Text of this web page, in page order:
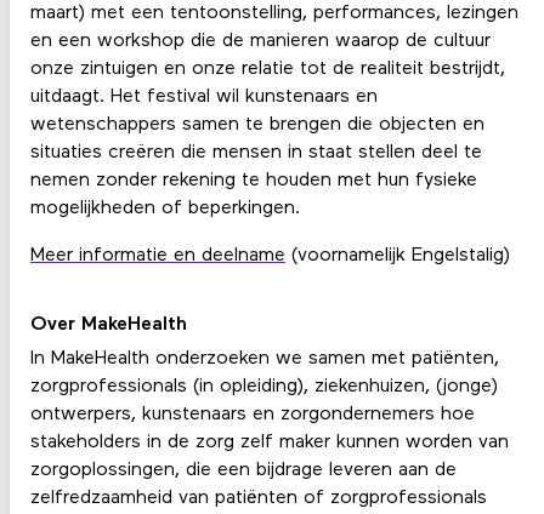
maart) met een tentoonstelling, performances, lezingen
en een workshop die de manieren waarop de cultuur
onze zintuigen en onze relatie tot de realiteit bestrijdt,
uitdaagt. Het festival wil kunstenaars en
wetenschappers samen te brengen die objecten en
situaties creëren die mensen in staat stellen deel te
nemen zonder rekening te houden met hun fysieke
mogelijkheden of beperkingen.
Meer informatie en deelname (voornamelijk Engelstalig)
Over MakeHealth
In MakeHealth onderzoeken we samen met patiënten,
zorgprofessionals (in opleiding), ziekenhuizen, (jonge)
ontwerpers, kunstenaars en zorgondernemers hoe
stakeholders in de zorg zelf maker kunnen worden van
zorgoplossingen, die een bijdrage leveren aan de
zelfredzaamheid van patiënten of zorgprofessionals